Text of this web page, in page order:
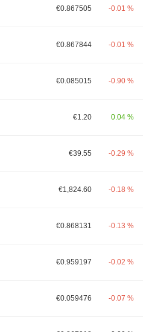
€0.867505 -0.01 %
€0.867844 -0.01 %
€0.085015 -0.90 %
€1.20 0.04 %
€39.55 -0.29 %
€1,824.60 -0.18 %
€0.868131 -0.13 %
€0.959197 -0.02 %
€0.059476 -0.07 %